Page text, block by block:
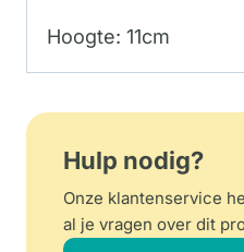
Hoogte: 11cm
Hulp nodig?
Onze klantenservice
al je vragen over dit